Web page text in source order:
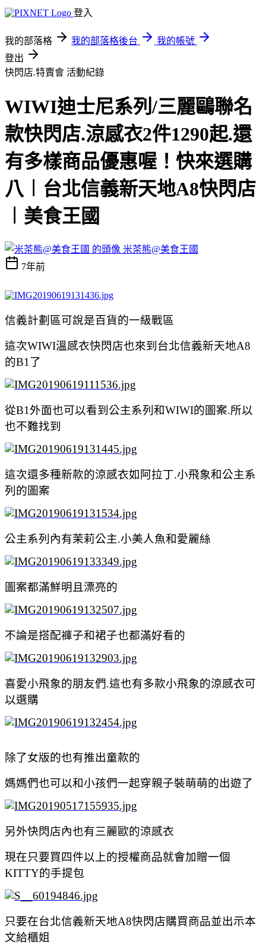
登入
我的部落格 我的部落格後台
我的帳號
登出
快閃店.特賣會 活動紀錄
WIWI迪士尼系列/三麗鷗聯名
款快閃店.涼感衣2件1290起.還
有多樣商品優惠喔！快來選購
八︱台北信義新天地A8快閃店
︱美食王國
米茶熊@美食王國
7年前
信義計劃區可說是百貨的一級戰區
這次WIWI溫感衣快閃店也來到台北信義新天地A8
的B1了
從B1外面也可以看到公主系列和WIWI的圖案.所以
也不難找到
這次還多種新款的涼感衣如阿拉丁.小飛象和公主系
列的圖案
公主系列內有茉莉公主.小美人魚和愛麗絲
圖案都滿鮮明且漂亮的
不論是搭配褲子和裙子也都滿好看的
喜愛小飛象的朋友們.這也有多款小飛象的涼感衣可
以選購
除了女版的也有推出童款的
媽媽們也可以和小孩們一起穿親子裝萌萌的出遊了
另外快閃店內也有三麗歐的涼感衣
現在只要買四件以上的授權商品就會加贈一個
KITTY的手提包
只要在台北信義新天地A8快閃店購買商品並出示本
文給櫃姐